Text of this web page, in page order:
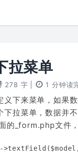
拉菜单
278 字 1 分钟读
义下来菜单，如果
下拉菜单，数据并
的_form.php文件